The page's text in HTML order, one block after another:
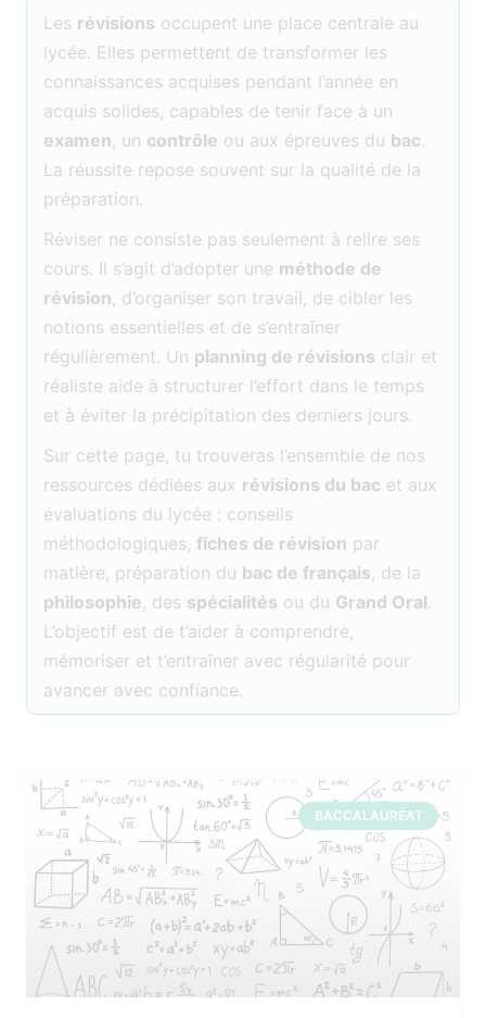
Les révisions occupent une place centrale au
lycée. Elles permettent de transformer les
connaissances acquises pendant l’année en
acquis solides, capables de tenir face à un
examen, un contrôle ou aux épreuves du bac.
La réussite repose souvent sur la qualité de la
préparation.
Réviser ne consiste pas seulement à relire ses
cours. Il s’agit d’adopter une méthode de
révision, d’organiser son travail, de cibler les
notions essentielles et de s’entraîner
régulièrement. Un planning de révisions clair et
réaliste aide à structurer l’effort dans le temps
et à éviter la précipitation des derniers jours.
Sur cette page, tu trouveras l’ensemble de nos
ressources dédiées aux révisions du bac et aux
évaluations du lycée : conseils
méthodologiques, fiches de révision par
matière, préparation du bac de français, de la
philosophie, des spécialités ou du Grand Oral.
L’objectif est de t’aider à comprendre,
mémoriser et t’entraîner avec régularité pour
avancer avec confiance.
BACCALAURÉAT